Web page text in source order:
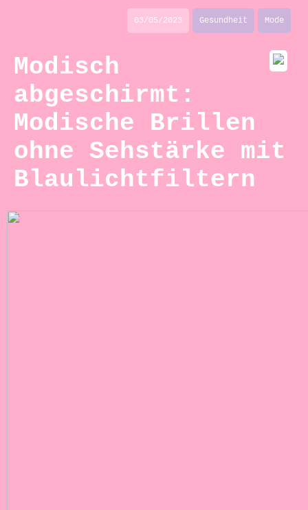
03/05/2023 Gesundheit Mode
Modisch
abgeschirmt:
Modische Brillen
ohne Sehstärke mit
Blaulichtfiltern